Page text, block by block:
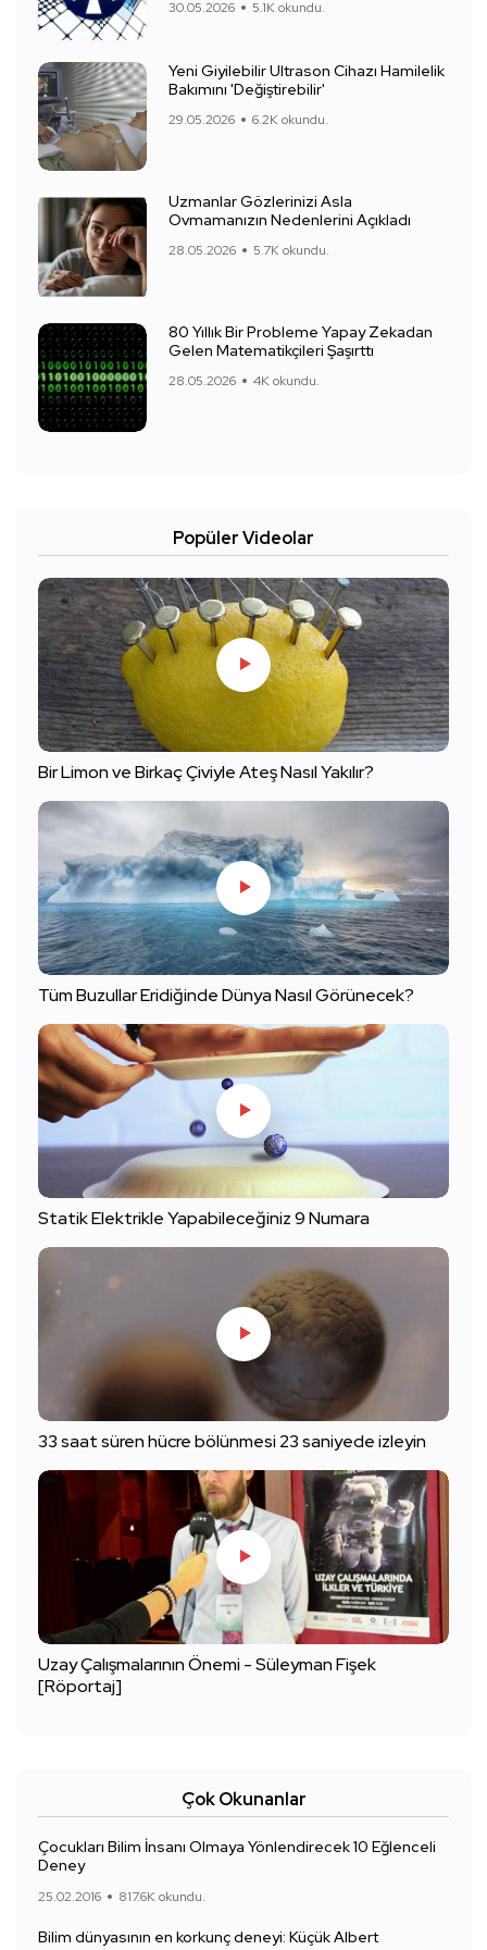
30.05.2026 5.1K okundu.
Yeni Giyilebilir Ultrason Cihazı Hamilelik
Bakımını 'Değiştirebilir'
29.05.2026 6.2K okundu.
Uzmanlar Gözlerinizi Asla
Ovmamanızın Nedenlerini Açıkladı
28.05.2026 5.7K okundu.
80 Yıllık Bir Probleme Yapay Zekadan
Gelen Matematikçileri Şaşırttı
28.05.2026 4K okundu.
Popüler Videolar
Bir Limon ve Birkaç Çiviyle Ateş Nasıl Yakılır?
Tüm Buzullar Eridiğinde Dünya Nasıl Görünecek?
Statik Elektrikle Yapabileceğiniz 9 Numara
33 saat süren hücre bölünmesi 23 saniyede izleyin
Uzay Çalışmalarının Önemi - Süleyman Fişek
[Röportaj]
Çok Okunanlar
Çocukları Bilim İnsanı Olmaya Yönlendirecek 10 Eğlenceli
Deney
25.02.2016 817.6K okundu.
Bilim dünyasının en korkunç deneyi: Küçük Albert